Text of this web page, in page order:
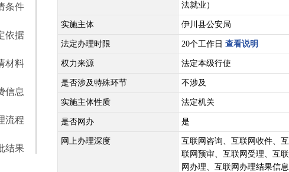
条件
依据
材料
信息
流程
结果
法就业）
实施主体 伊川县公安局
法定办理时限 20个工作日 查看说明
权力来源 法定本级行使
是否涉及特殊环节 不涉及
实施主体性质 法定机关
是否网办 是
网上办理深度
互联网咨询、互联网收件、互
联网预审、互联网受理、互联
网办理、互联网办理结果信息